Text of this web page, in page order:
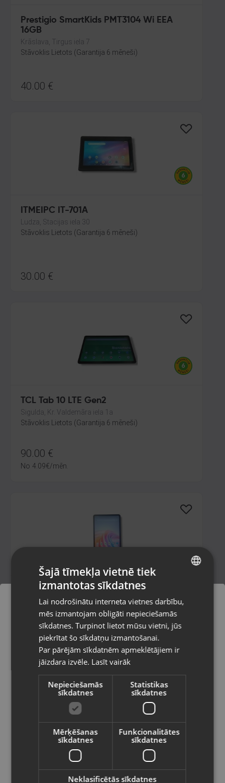
Prestigio SmartKids PMT3104 Wi EEA
16GB
Krāslava, Tirgus iela 7
Stāvoklis Lietots (Garantija 6 mēneši)
40.00 €
ITMEIPC IT-701A
Ludza, Stacijas iela 30
Stāvoklis Lietots (Garantija 6 mēneši)
30.00 €
TCL Tab 10 LTE Gen2
Sigulda, Kr. Valdemāra iela 1a
Stāvoklis Lietots (Garantija 6 mēneši)
90.00 €
No 4.09€/mēn.
TCL 11 FE LTE 128GB
Liepāja, Tirgoņu iela 25
Stāvoklis Lietots (Garantija 6 mēneši)
85.00€
/mēn.
Blackview Tab 6 32GB
Pasūtījumi tiks piegādāti uz
izvēlēto valsti
Vietnes saturs būs attēlots izvēlētajā
valodā
Valsts
Latviešu / Latvian
RUSSIAN
Šajā tīmekļa vietnē tiek
izmantotas sīkdatnes
Lai nodrošinātu interneta vietnes darbību,
mēs izmantojam obligāti nepieciešamās
sīkdatnes. Turpinot lietot mūsu vietni, jūs
piekrītat šo sīkdatņu izmantošanai.
Par pārējām sīkdatnēm apmeklētājiem ir
jāizdara izvēle. Lasīt vairāk
Nepieciešamās
sīkdatnes
Statistikas
sīkdatnes
Mērķēšanas
sīkdatnes
Funkcionalitātes
sīkdatnes
Neklasificētās sīkdatnes